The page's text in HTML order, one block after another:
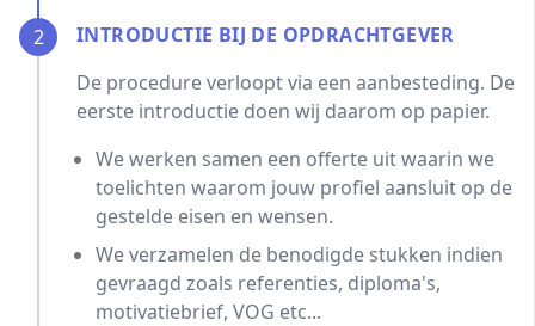
2
INTRODUCTIE BIJ DE OPDRACHTGEVER
De procedure verloopt via een aanbesteding. De
eerste introductie doen wij daarom op papier.
We werken samen een offerte uit waarin we
toelichten waarom jouw profiel aansluit op de
gestelde eisen en wensen.
We verzamelen de benodigde stukken indien
gevraagd zoals referenties, diploma's,
motivatiebrief, VOG etc...